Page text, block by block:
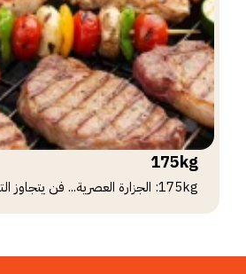
175kg
175kg: الجزارة العصرية... فن يتجاوز التقاليد..!